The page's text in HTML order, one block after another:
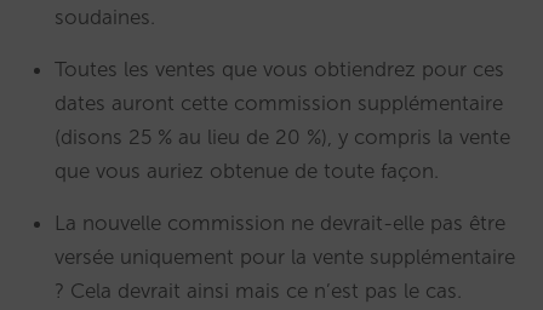
soudaines.
Toutes les ventes que vous obtiendrez pour ces
dates auront cette commission supplémentaire
(disons 25 % au lieu de 20 %), y compris la vente
que vous auriez obtenue de toute façon.
La nouvelle commission ne devrait-elle pas être
versée uniquement pour la vente supplémentaire
? Cela devrait ainsi mais ce n’est pas le cas.